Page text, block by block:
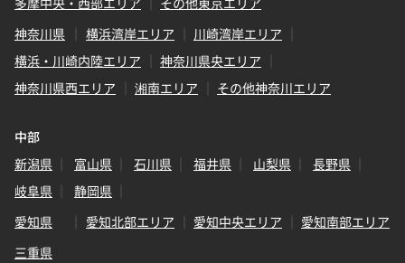
神奈川県
横浜湾岸エリア
川崎湾岸エリア
横浜・川崎内陸エリア
神奈川県央エリア
神奈川県西エリア
湘南エリア その他神奈川エリア
中部
新潟県
富山県 石川県 福井県 山梨県
長野県
岐阜県
静岡県
愛知県
愛知北部エリア 愛知中央エリア
愛知南部エリア
三重県